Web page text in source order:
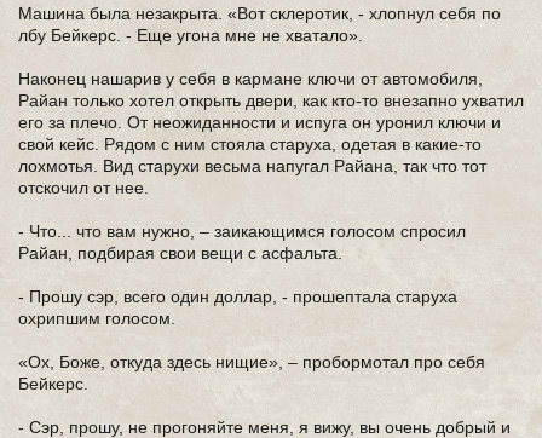
Машина была незакрыта. «Вот склеротик, - хлопнул себя по
лбу Бейкерс. - Еще угона мне не хватало».
Наконец нашарив у себя в кармане ключи от автомобиля,
Райан только хотел открыть двери, как кто-то внезапно ухватил
его за плечо. От неожиданности и испуга он уронил ключи и
свой кейс. Рядом с ним стояла старуха, одетая в какие-то
лохмотья. Вид старухи весьма напугал Райана, так что тот
отскочил от нее.
- Что... что вам нужно, – заикающимся голосом спросил
Райан, подбирая свои вещи с асфальта.
- Прошу сэр, всего один доллар, - прошептала старуха
охрипшим голосом.
«Ох, Боже, откуда здесь нищие», – пробормотал про себя
Бейкерс.
- Сэр, прошу, не прогоняйте меня, я вижу, вы очень добрый и